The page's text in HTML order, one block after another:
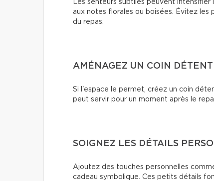
Les senteurs subtiles peuvent
aux notes florales ou boisées. Évitez les
du repas.
AMÉNAGEZ UN COIN
Si l'espace le permet, créez un coin
peut servir pour un moment après le
SOIGNEZ LES DÉTAILS
Ajoutez des touches personnelles
cadeau symbolique. Ces petits détails